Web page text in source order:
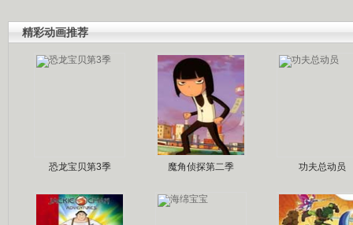
精彩动画推荐
恐龙宝贝第3季 魔角侦探第二季 功夫总动员